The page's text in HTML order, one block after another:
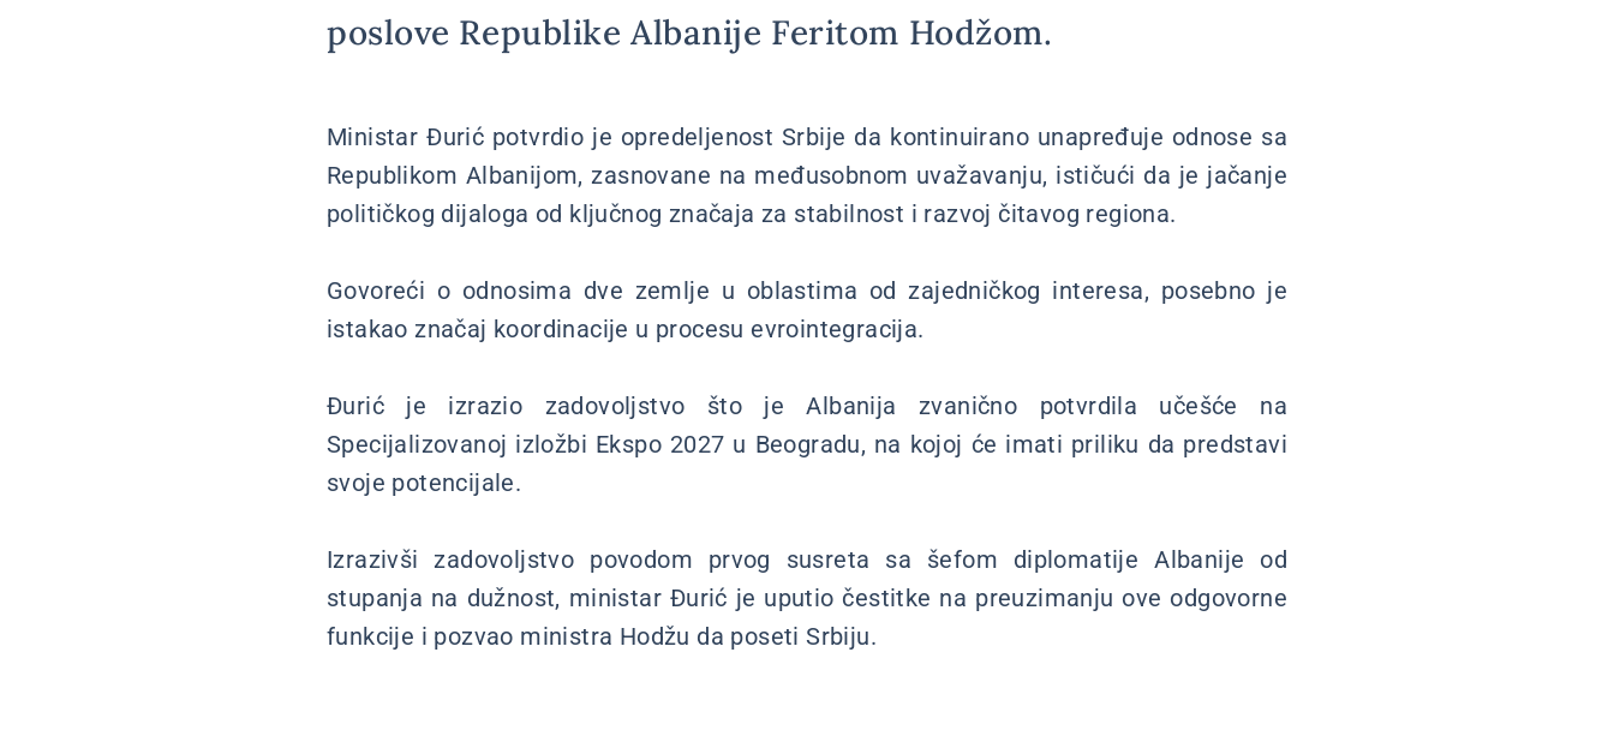
poslove Republike Albanije Feritom Hodžom.
Ministar Đurić potvrdio je opredeljenost Srbije da kontinuirano unapređuje odnose sa
Republikom Albanijom, zasnovane na međusobnom uvažavanju, ističući da je jačanje
političkog dijaloga od ključnog značaja za stabilnost i razvoj čitavog regiona.
Govoreći o odnosima dve zemlje u oblastima od zajedničkog interesa, posebno je
istakao značaj koordinacije u procesu evrointegracija.
Đurić je izrazio zadovoljstvo što je Albanija zvanično potvrdila učešće na
Specijalizovanoj izložbi Ekspo 2027 u Beogradu, na kojoj će imati priliku da predstavi
svoje potencijale.
Izrazivši zadovoljstvo povodom prvog susreta sa šefom diplomatije Albanije od
stupanja na dužnost, ministar Đurić je uputio čestitke na preuzimanju ove odgovorne
funkcije i pozvao ministra Hodžu da poseti Srbiju.